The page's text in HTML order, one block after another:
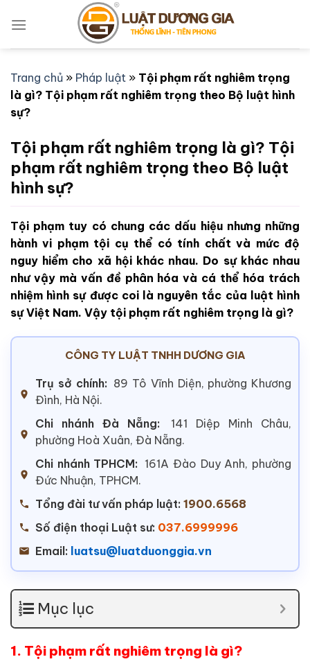
qua
Trang chủ » Pháp luật » Tội phạm rất nghiêm trọng
là gì? Tội phạm rất nghiêm trọng theo Bộ luật hình
sự?
Tội phạm rất nghiêm trọng là gì? Tội
phạm rất nghiêm trọng theo Bộ luật
hình sự?
Tội phạm tuy có chung các dấu hiệu nhưng những
hành vi phạm tội cụ thể có tính chất và mức độ
nguy hiểm cho xã hội khác nhau. Do sự khác nhau
như vậy mà vấn đề phân hóa và cá thể hóa trách
nhiệm hình sự được coi là nguyên tắc của luật hình
sự Việt Nam. Vậy tội phạm rất nghiêm trọng là gì?
CÔNG TY LUẬT TNHH DƯƠNG GIA
Trụ sở chính: 89 Tô Vĩnh Diện, phường Khương
Đình, Hà Nội.
Chi nhánh Đà Nẵng:
141 Diệp Minh Châu,
phường Hoà Xuân, Đà Nẵng.
Chi nhánh TPHCM: 161A Đào Duy Anh, phường
Đức Nhuận, TPHCM.
Tổng đài tư vấn pháp luật: 1900.6568
Số điện thoại Luật sư: 037.6999996
Email: luatsu@luatduonggia.vn
Mục lục
1. Tội phạm rất nghiêm trọng là gì?